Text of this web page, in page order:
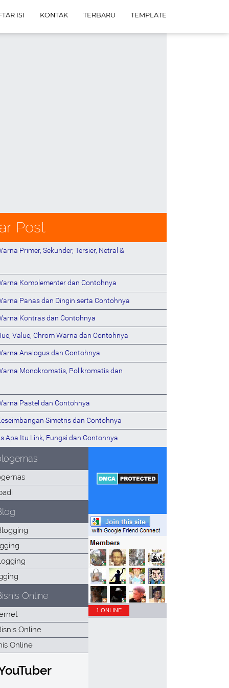
ISI KONTAK TERBARU TEMPLATE
Post
Primer, Sekunder, Tersier, Netral &
Komplementer dan Contohnya
Panas dan Dingin serta Contohnya
Kontras dan Contohnya
Value, Chrom Warna dan Contohnya
Analogus dan Contohnya
Monokromatis, Polikromatis dan
Pastel dan Contohnya
Simetris dan Contohnya
Apa Itu Link, Fungsi dan Contohnya
Online
1 ONLINE